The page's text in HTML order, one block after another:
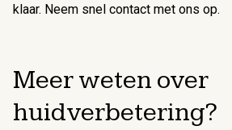
klaar. Neem snel contact met ons op.
Meer weten over
huidverbetering?